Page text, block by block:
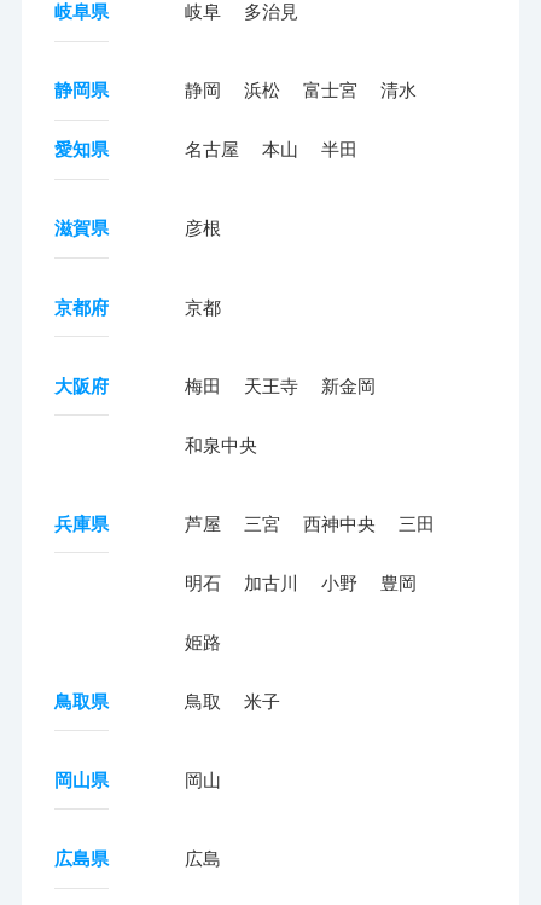
岐阜県 岐阜 多治見
静岡県 静岡 浜松 富士宮 清水
愛知県 名古屋 本山 半田
滋賀県 彦根
京都府 京都
大阪府 梅田 天王寺 新金岡
和泉中央
兵庫県 芦屋 三宮 西神中央 三田
明石 加古川 小野 豊岡
姫路
鳥取県 鳥取 米子
岡山県 岡山
広島県 広島